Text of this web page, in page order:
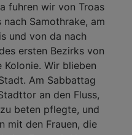
fuhren wir von Troas
Samothrake, am
und von da nach
ersten Bezirks von
Kolonie. Wir blieben
Am Sabbattag
an den Fluss,
beten pflegte, und
mit den Frauen, die